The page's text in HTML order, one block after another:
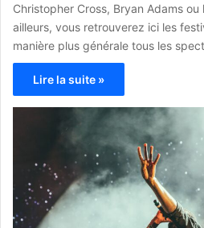
Christopher Cross, Bryan Adams ou
ailleurs, vous retrouverez ici les
manière plus générale tous les
Lire la suite »